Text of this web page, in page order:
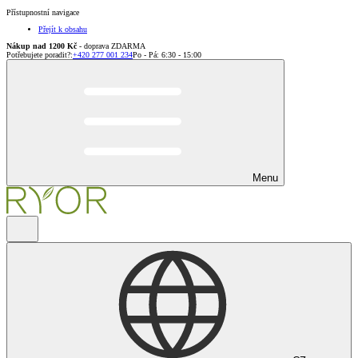
Přístupnostní navigace
Přejít k obsahu
Nákup nad 1200 Kč - doprava ZDARMA
Potřebujete poradit?:+420 277 001 234Po - Pá: 6:30 - 15:00
Menu